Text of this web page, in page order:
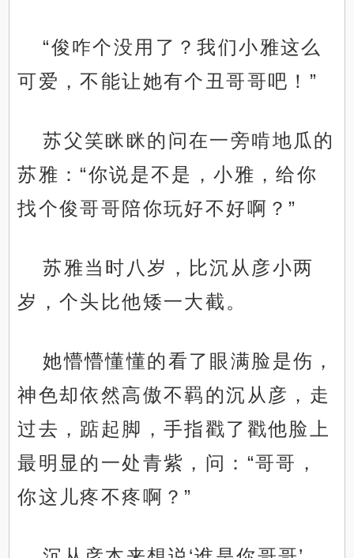
“俊咋个没用了？我们小雅这么
可爱，不能让她有个丑哥哥吧！”
苏父笑眯眯的问在一旁啃地瓜的
苏雅：“你说是不是，小雅，给你
找个俊哥哥陪你玩好不好啊？”
苏雅当时八岁，比沉从彦小两
岁，个头比他矮一大截。
她懵懵懂懂的看了眼满脸是伤，
神色却依然高傲不羁的沉从彦，走
过去，踮起脚，手指戳了戳他脸上
最明显的一处青紫，问：“哥哥，
你这儿疼不疼啊？”